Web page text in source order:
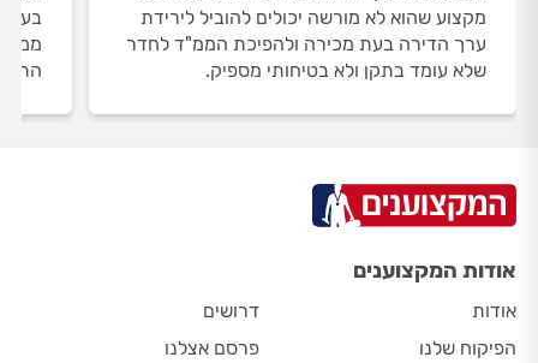
מקצוע שהוא לא מורשה יכולים להוביל לירידת
ערך הדירה בעת מכירה ולהפיכת הממ"ד לחדר
שלא עומד בתקן ולא בטיחותי מספיק.
בעל
אודות המקצוענים
אודות
הפיקוח שלנו
דרושים
פרסם אצלנו